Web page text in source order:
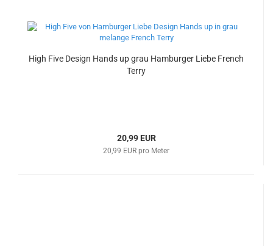
High Five Design Hands up grau Hamburger Liebe French
Terry
20,99 EUR
20,99 EUR pro Meter